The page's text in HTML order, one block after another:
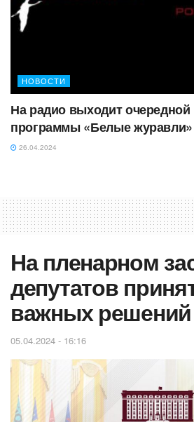
НОВОСТИ
На радио выходит
программы «Белые журавли»
26.04.2024
На пленарном
депутатов
важных решений
05.04.2024 - 16:16